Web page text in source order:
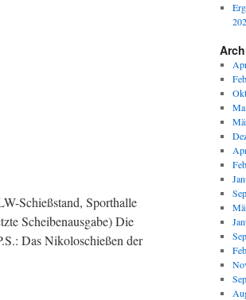
Schießstand, Sporthalle
Scheibenausgabe) Die
Das Nikoloschießen der